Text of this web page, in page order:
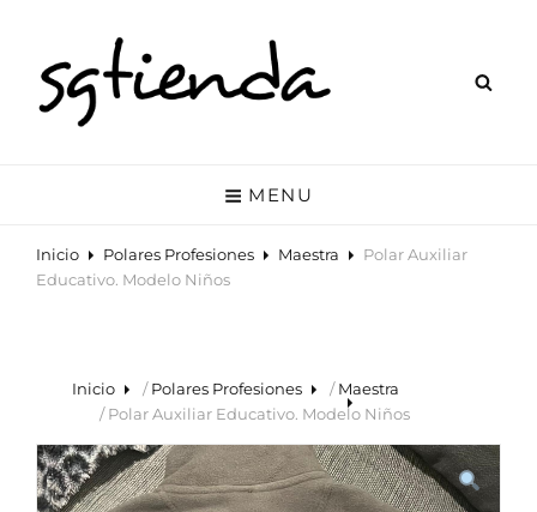
SGTIENDA
Tienda Online De Polares Personalizados Y Otros Accesorios. Polares
Para Celador, Enfermero, Tcae, Profesor, Laboratorio, Farmacia, Etc.
MENU
Inicio Polares Profesiones Maestra
Polar Auxiliar
Educativo. Modelo Niños
Inicio /Polares Profesiones /Maestra
/ Polar Auxiliar Educativo. Modelo Niños